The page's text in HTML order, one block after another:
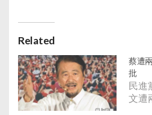
Related
蔡遭
批
民進
文遭